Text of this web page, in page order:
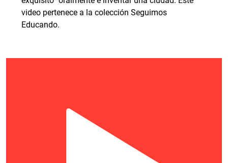
video pertenece a la colección Seguimos
Educando.